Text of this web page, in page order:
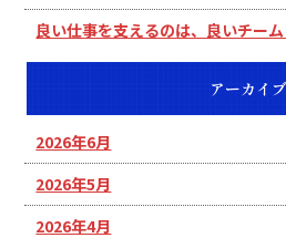
良い仕事を支えるのは、良いチー
アーカイブ
2026年6月
2026年5月
2026年4月